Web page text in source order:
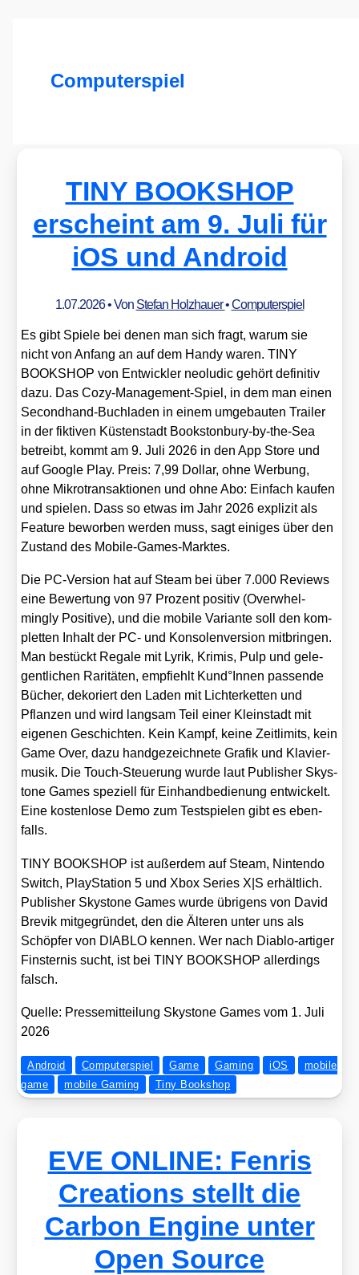
Computerspiel
TINY BOOKSHOP
erscheint am 9. Juli für
iOS und Android
1.07.2026• Von Stefan Holzhauer•Computerspiel
Es gibt Spie­le bei denen man sich fragt, war­um sie
nicht von Anfang an auf dem Han­dy waren. TINY
BOOKSHOP von Ent­wick­ler neo­lu­dic gehört defi­ni­tiv
dazu. Das Cozy-Manage­ment-Spiel, in dem man einen
Second­hand-Buch­la­den in einem umge­bau­ten Trai­ler
in der fik­ti­ven Küs­ten­stadt Books­ton­bu­ry-by-the-Sea
betreibt, kommt am 9. Juli 2026 in den App Store und
auf Goog­le Play. Preis: 7,99 Dol­lar, ohne Wer­bung,
ohne Mikro­trans­ak­tio­nen und ohne Abo: Ein­fach kau­fen
und spie­len. Dass so etwas im Jahr 2026 expli­zit als
Fea­ture bewor­ben wer­den muss, sagt eini­ges über den
Zustand des Mobi­le-Games-Mark­tes.
Die PC-Ver­si­on hat auf Steam bei über 7.000 Reviews
eine Bewer­tung von 97 Pro­zent posi­tiv (Over­whel­
mingly Posi­ti­ve), und die mobi­le Vari­an­te soll den kom­
plet­ten Inhalt der PC- und Kon­so­len­ver­si­on mit­brin­gen.
Man bestückt Rega­le mit Lyrik, Kri­mis, Pulp und gele­
gent­li­chen Rari­tä­ten, emp­fiehlt Kund°Innen pas­sen­de
Bücher, deko­riert den Laden mit Lich­ter­ket­ten und
Pflan­zen und wird lang­sam Teil einer Klein­stadt mit
eige­nen Geschich­ten. Kein Kampf, kei­ne Zeit­li­mits, kein
Game Over, dazu hand­ge­zeich­ne­te Gra­fik und Kla­vier­
mu­sik. Die Touch-Steue­rung wur­de laut Publisher Skys­
tone Games spe­zi­ell für Ein­hand­be­die­nung ent­wi­ckelt.
Eine kos­ten­lo­se Demo zum Test­spie­len gibt es eben­
falls.
TINY BOOKSHOP ist außer­dem auf Steam, Nin­ten­do
Switch, Play­Sta­ti­on 5 und Xbox Series X|S erhält­lich.
Publisher Skys­tone Games wur­de übri­gens von David
Bre­vik mit­ge­grün­det, den die Älte­ren unter uns als
Schöp­fer von DIABLO ken­nen. Wer nach Dia­blo-arti­ger
Fins­ter­nis sucht, ist bei TINY BOOKSHOP aller­dings
falsch.
Quel­le: Pres­se­mit­tei­lung Skys­tone Games vom 1. Juli
2026
Android Computerspiel Game Gaming iOS
mobile
game
mobile Gaming Tiny Bookshop
EVE ONLINE: Fenris
Creations stellt die
Carbon Engine unter
Open Source